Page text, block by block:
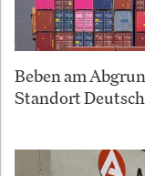
Beben am
Standort